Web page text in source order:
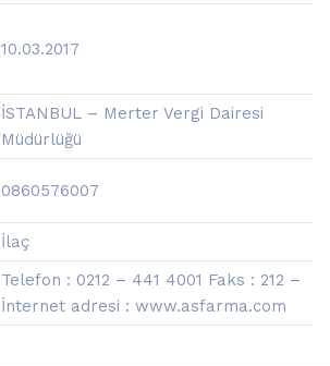
10.03.2017
İSTANBUL – Merter Vergi Dairesi
Müdürlüğü
0860576007
İlaç
Telefon : 0212 – 441 4001 Faks : 212 –
İnternet adresi : www.asfarma.com